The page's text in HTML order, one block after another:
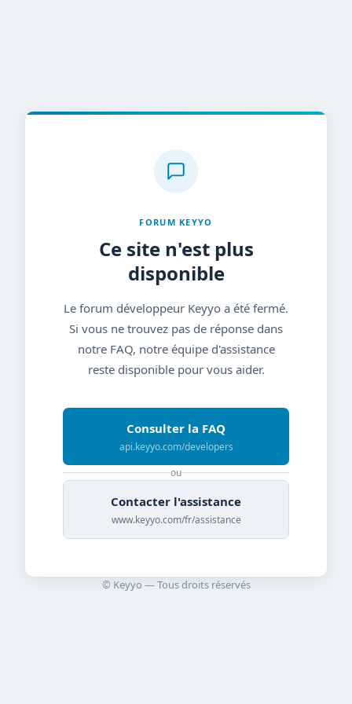
FORUM KEYYO
Ce site n'est plus
disponible
Le forum développeur Keyyo a été fermé.
Si vous ne trouvez pas de réponse dans
notre FAQ, notre équipe d'assistance
reste disponible pour vous aider.
Consulter la FAQ
api.keyyo.com/developers
ou
Contacter l'assistance
www.keyyo.com/fr/assistance
© Keyyo — Tous droits réservés